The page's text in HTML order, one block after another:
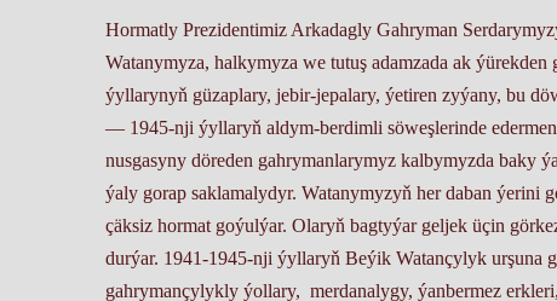
Hormatly Prezidentimiz Arkadagly Gahryman
Watanymyza, halkymyza we tutuş adamzada ak
ýyllarynyň güzaplary, jebir-jepalary, ýetiren zyýany, bu
— 1945-nji ýyllaryň aldym-berdimli söweşlerinde
nusgasyny döreden gahrymanlarymyz kalbymyzda baky
ýaly gorap saklamalydyr. Watanymyzyň her daban ýerini
çäksiz hormat goýulýar. Olaryň bagtyýar geljek üçin
durýar. 1941-1945-nji ýyllaryň Beýik Watançylyk urşuna
gahrymançylykly ýollary, merdanalygy, ýanbermez